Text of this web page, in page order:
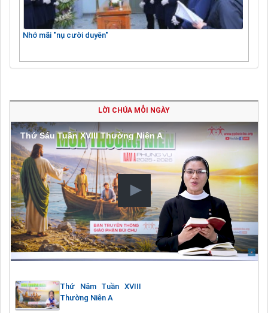
Nhớ mãi "nụ cười duyên"
LỜI CHÚA MỖI NGÀY
Thứ Sáu Tuần XVIII Thường Niên A
Thứ Năm Tuần XVIII
Thường Niên A